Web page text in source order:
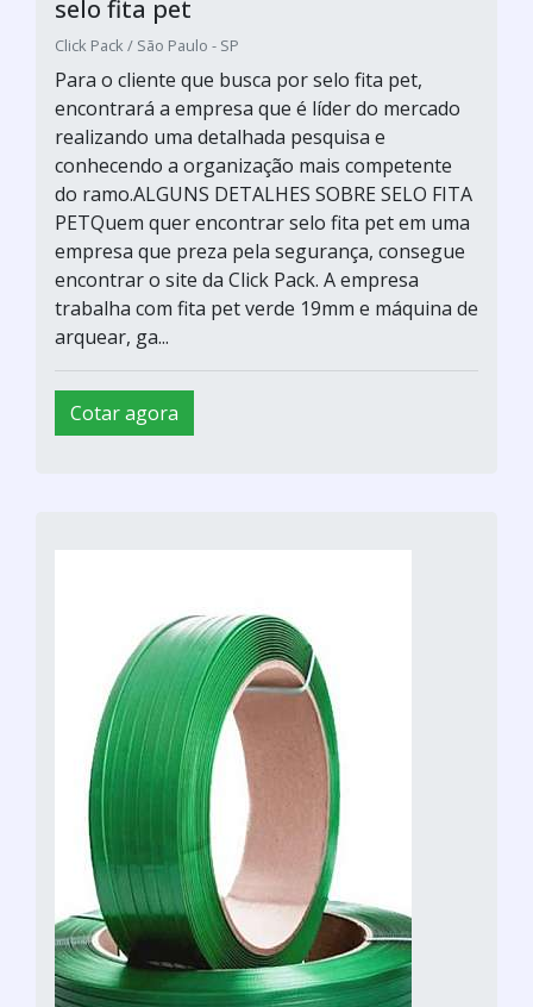
selo fita pet
Click Pack / São Paulo - SP
Para o cliente que busca por selo fita pet,
encontrará a empresa que é líder do mercado
realizando uma detalhada pesquisa e
conhecendo a organização mais competente
do ramo.ALGUNS DETALHES SOBRE SELO FITA
PETQuem quer encontrar selo fita pet em uma
empresa que preza pela segurança, consegue
encontrar o site da Click Pack. A empresa
trabalha com fita pet verde 19mm e máquina de
arquear, ga...
Cotar agora